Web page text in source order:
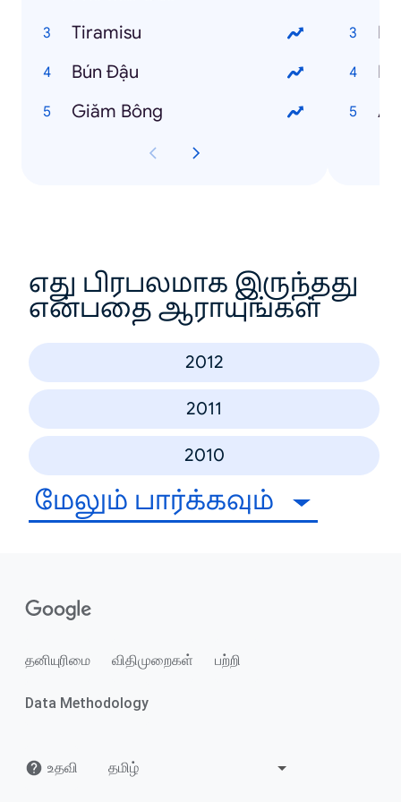
Tiramisu
Bún Đậu
Giăm Bông
எது பிரபலமாக இருந்தது
என்பதை ஆராயுங்கள்
2012
2011
2010
மேலும் பார்க்கவும்
தனியுரிமை விதிமுறைகள் பற்றி
Data Methodology
உதவி